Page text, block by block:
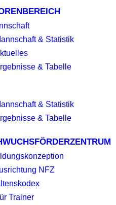
& Statistik
& Tabelle
& Statistik
& Tabelle
NFZ
Trainer